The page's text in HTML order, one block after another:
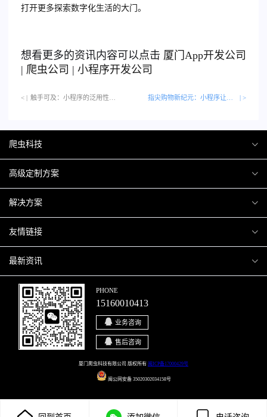
打开更多探索数字化生活的大门。
想看更多的资讯内容可以点击 厦门 App开发公司
| 爬虫公司 | 小程序开发公司
< | | >
爬虫科技
爬虫案例
关于爬虫
高级定制方案
H5互动营销
微信小程序
移动APP
解决方案
商城解决方案
商城会员积分商城解决方案
网站解决方案
智慧校园解决方案
智慧停车解决方案
友情链接
厦门小程序开发
厦门APP开发
厦门微商城开发
博客园
最新资讯
行业资讯
爬虫动态
PHONE
15160010413
业务咨询
售后咨询
厦门爬虫科技有限公司 版权所有 闽ICP备17000429号
闽公网安备 35020302034158号